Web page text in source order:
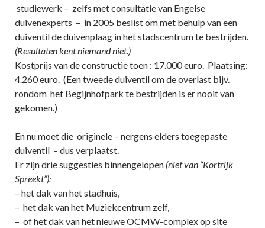
studiewerk – zelfs met consultatie van Engelse
duivenexperts – in 2005 beslist om met behulp van een
duiventil de duivenplaag in het stadscentrum te bestrijden.
(Resultaten kent niemand niet.)
Kostprijs van de constructie toen : 17.000 euro. Plaatsing:
4.260 euro. (Een tweede duiventil om de overlast bijv.
rondom het Begijnhofpark te bestrijden is er nooit van
gekomen.)
En nu moet die originele – nergens elders toegepaste
duiventil – dus verplaatst.
Er zijn drie suggesties binnengelopen (niet van “Kortrijk
Spreekt”):
– het dak van het stadhuis,
– het dak van het Muziekcentrum zelf,
– of het dak van het nieuwe OCMW-complex op site